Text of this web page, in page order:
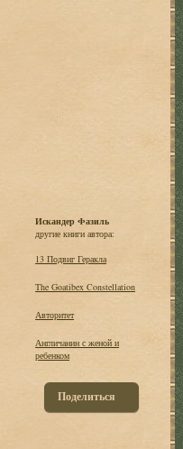
Искандер Фазиль
другие книги автора:
13 Подвиг Геракла
The Goatibex Constellation
Авторитет
Англичанин с женой и
ребенком
Поделиться